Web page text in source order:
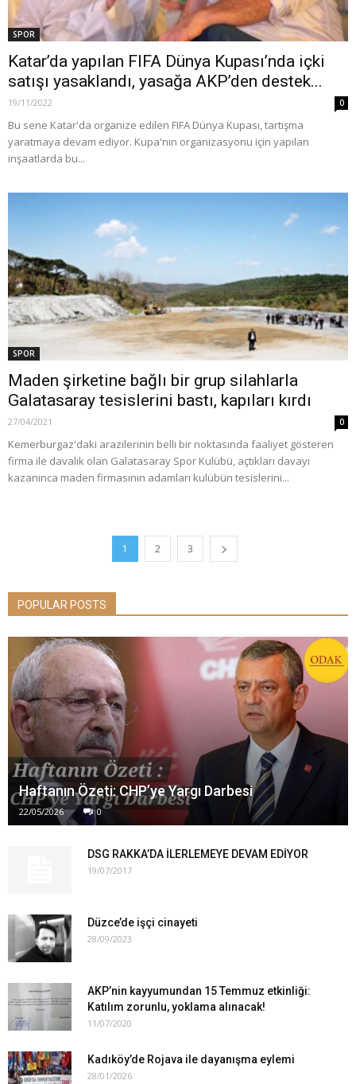
SPOR
Katar’da yapılan FIFA Dünya Kupası’nda içki
satışı yasaklandı, yasağa AKP’den destek...
19/11/2022 0
Bu sene Katar'da organize edilen FIFA Dünya Kupası, tartışma
yaratmaya devam ediyor. Kupa'nın organizasyonu için yapılan
inşaatlarda bu...
SPOR
Maden şirketine bağlı bir grup silahlarla
Galatasaray tesislerini bastı, kapıları kırdı
27/04/2021 0
Kemerburgaz'daki arazilerinin belli bir noktasında faaliyet gösteren
firma ile davalık olan Galatasaray Spor Kulübü, açtıkları davayı
kazanınca maden firmasının adamları kulübün tesislerini...
1 2 3
POPULAR POSTS
Haftanın Özeti: CHP’ye Yargı Darbesi
22/05/2026 0
DSG RAKKA’DA İLERLEMEYE DEVAM EDİYOR
19/07/2017
Düzce’de işçi cinayeti
28/09/2023
AKP’nin kayyumundan 15 Temmuz etkinliği:
Katılım zorunlu, yoklama alınacak!
11/07/2020
Kadıköy’de Rojava ile dayanışma eylemi
28/01/2026